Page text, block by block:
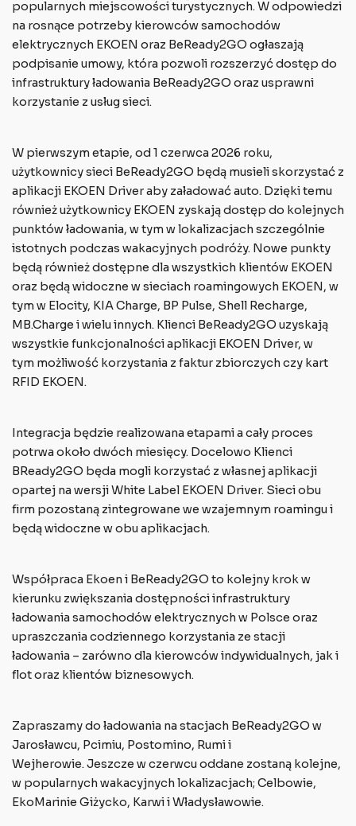
popularnych miejscowości turystycznych. W odpowiedzi
na rosnące potrzeby kierowców samochodów
elektrycznych EKOEN oraz BeReady2GO ogłaszają
podpisanie umowy, która pozwoli rozszerzyć dostęp do
infrastruktury ładowania BeReady2GO oraz usprawni
korzystanie z usług sieci.
W pierwszym etapie, od 1 czerwca 2026 roku,
użytkownicy sieci BeReady2GO będą musieli skorzystać z
aplikacji EKOEN Driver aby załadować auto. Dzięki temu
również użytkownicy EKOEN zyskają dostęp do kolejnych
punktów ładowania, w tym w lokalizacjach szczególnie
istotnych podczas wakacyjnych podróży. Nowe punkty
będą również dostępne dla wszystkich klientów EKOEN
oraz będą widoczne w sieciach roamingowych EKOEN, w
tym w Elocity, KIA Charge, BP Pulse, Shell Recharge,
MB.Charge i wielu innych. Klienci BeReady2GO uzyskają
wszystkie funkcjonalności aplikacji EKOEN Driver, w
tym możliwość korzystania z faktur zbiorczych czy kart
RFID EKOEN.
Integracja będzie realizowana etapami a cały proces
potrwa około dwóch miesięcy. Docelowo Klienci
BReady2GO będa mogli korzystać z własnej aplikacji
opartej na wersji White Label EKOEN Driver. Sieci obu
firm pozostaną zintegrowane we wzajemnym roamingu i
będą widoczne w obu aplikacjach.
Współpraca Ekoen i BeReady2GO to kolejny krok w
kierunku zwiększania dostępności infrastruktury
ładowania samochodów elektrycznych w Polsce oraz
upraszczania codziennego korzystania ze stacji
ładowania – zarówno dla kierowców indywidualnych, jak i
flot oraz klientów biznesowych.
Zapraszamy do ładowania na stacjach BeReady2GO w
Jarosławcu, Pcimiu, Postomino, Rumi i
Wejherowie. Jeszcze w czerwcu oddane zostaną kolejne,
w popularnych wakacyjnych lokalizacjach; Celbowie,
EkoMarinie Giżycko, Karwi i Władysławowie.